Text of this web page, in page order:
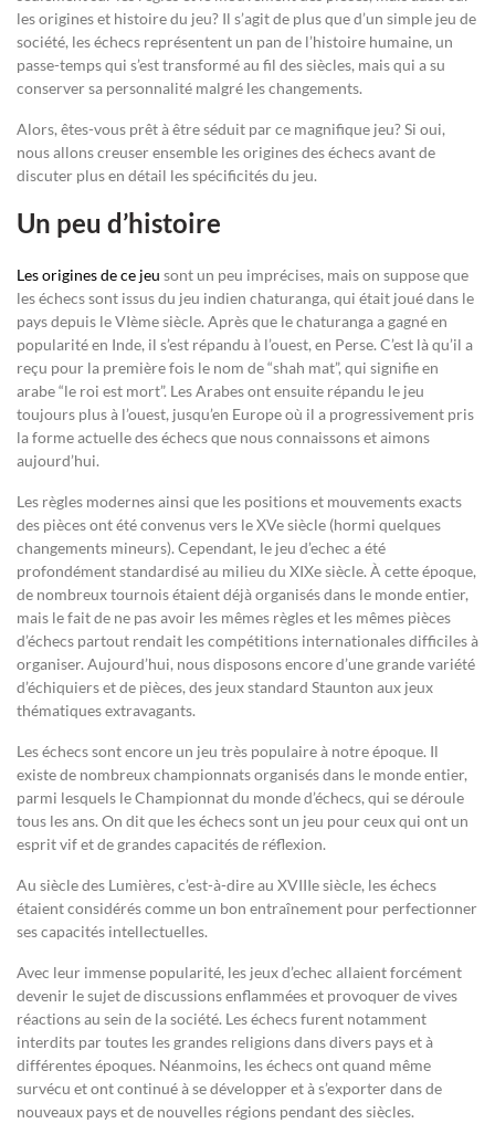
les origines et histoire du jeu? Il s’agit de plus que d’un simple jeu de
société, les échecs représentent un pan de l’histoire humaine, un
passe-temps qui s’est transformé au fil des siècles, mais qui a su
conserver sa personnalité malgré les changements.
Alors, êtes-vous prêt à être séduit par ce magnifique jeu? Si oui,
nous allons creuser ensemble les origines des échecs avant de
discuter plus en détail les spécificités du jeu.
Un peu d’histoire
Les origines de ce jeu sont un peu imprécises, mais on suppose que
les échecs sont issus du jeu indien chaturanga, qui était joué dans le
pays depuis le VIème siècle. Après que le chaturanga a gagné en
popularité en Inde, il s’est répandu à l’ouest, en Perse. C’est là qu’il a
reçu pour la première fois le nom de “shah mat”, qui signifie en
arabe “le roi est mort”. Les Arabes ont ensuite répandu le jeu
toujours plus à l’ouest, jusqu’en Europe où il a progressivement pris
la forme actuelle des échecs que nous connaissons et aimons
aujourd’hui.
Les règles modernes ainsi que les positions et mouvements exacts
des pièces ont été convenus vers le XVe siècle (hormi quelques
changements mineurs). Cependant, le jeu d’echec a été
profondément standardisé au milieu du XIXe siècle. À cette époque,
de nombreux tournois étaient déjà organisés dans le monde entier,
mais le fait de ne pas avoir les mêmes règles et les mêmes pièces
d’échecs partout rendait les compétitions internationales difficiles à
organiser. Aujourd’hui, nous disposons encore d’une grande variété
d’échiquiers et de pièces, des jeux standard Staunton aux jeux
thématiques extravagants.
Les échecs sont encore un jeu très populaire à notre époque. Il
existe de nombreux championnats organisés dans le monde entier,
parmi lesquels le Championnat du monde d’échecs, qui se déroule
tous les ans. On dit que les échecs sont un jeu pour ceux qui ont un
esprit vif et de grandes capacités de réflexion.
Au siècle des Lumières, c’est-à-dire au XVIIIe siècle, les échecs
étaient considérés comme un bon entraînement pour perfectionner
ses capacités intellectuelles.
Avec leur immense popularité, les jeux d’echec allaient forcément
devenir le sujet de discussions enflammées et provoquer de vives
réactions au sein de la société. Les échecs furent notamment
interdits par toutes les grandes religions dans divers pays et à
différentes époques. Néanmoins, les échecs ont quand même
survécu et ont continué à se développer et à s’exporter dans de
nouveaux pays et de nouvelles régions pendant des siècles.